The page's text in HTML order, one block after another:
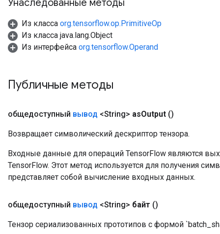
Унаследованные методы
Из класса org.tensorflow.op.PrimitiveOp
Из класса java.lang.Object
Из интерфейса org.tensorflow.Operand
Публичные методы
общедоступный вывод <String> asOutput ()
Возвращает символический дескриптор тензора.
Входные данные для операций TensorFlow являются
TensorFlow. Этот метод используется для получения
представляет собой вычисление входных данных.
общедоступный вывод <String> байт ()
Тензор сериализованных прототипов с формой